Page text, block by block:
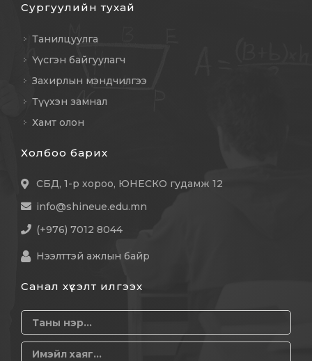
Сургуулийн тухай
Танилцуулга
Үүсгэн байгуулагч
Захирлын мэндчилгээ
Түүхэн замнал
Хамт олон
Холбоо барих
СБД, 1-р хороо, ЮНЕСКО гудамж 12
info@shineue.edu.mn
(+976) 7012 8044
Нээлттэй ажлын байр
Санал хүсэлт илгээх